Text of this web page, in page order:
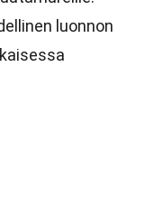
luonnon